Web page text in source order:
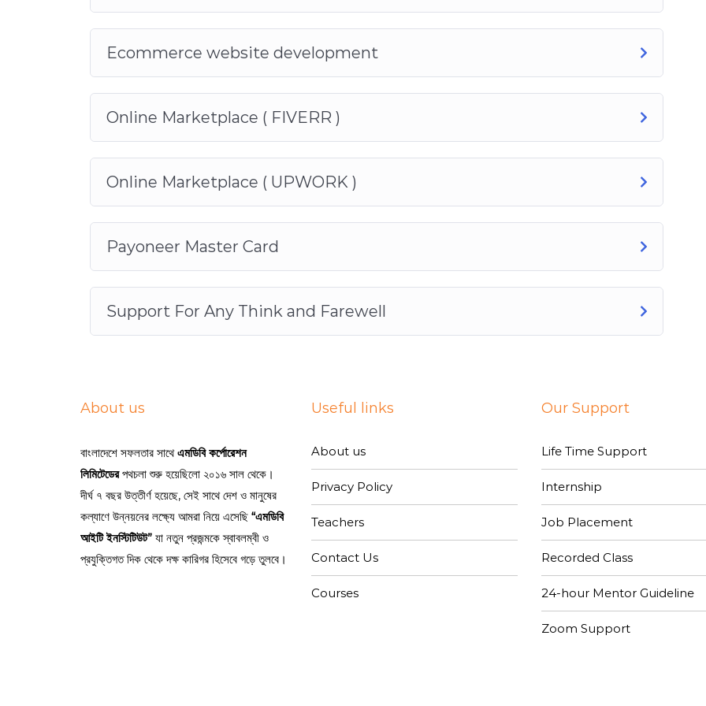
অনেক সময় শিক্ষার্থীরা ক্লাসে কিছু টপিক বুঝতে পারেন না,তাই এখানে রয়েছে প্রতিটি ক্লাস শেষে রেকর্ডেড ভিডিও প্রদানের সুবিধা। এখন শিক্ষার্থীরা
৩। ভার্চুয়াল ইন্টার্নশিপ
——————————
এমডিবি ফ্রিল্যান্সিং আইটি ইন্সটিটিউট এর শিক্ষার্থীদের জন্য রয়েছে ইন্টার্নশিপের সুযোগ। ভার্চুয়াল হলেও এখানে বাস্তব অফিসের অভিজ্ঞতা অর্জনের
জায়গা রয়েছে। তাই কোর্স শেষ করে আপনি ঘরে বসে ইন্ডাস্ট্রি এক্সপার্টের সাথে কাজ করার সুযোগ পাবেন ভার্চুয়াল ইন্টার্নশিপের মাধ্যমে। তাছাড়া
ক্লাইন্টভিত্তিক কাজে রয়েছে পেমেন্ট এর সুবিধা।
কোর্স শুরু করতে যা যা লাগবে
২. ইন্টারনেট কানেকশন
কোর্সফিইনস্টলমেন্টের ( ) মাধ্যমে পরিশোধ করার সুযোগ!!!। কোর্স ফি সম্পর্কে বিস্তারিত জানতে, সাথে যোগাযোগ করুন:
01995597942 (Call & WhatsApp)
01995597741 (Call & WhatsApp)
Show Less
Ecommerce website development
Online Marketplace ( FIVERR )
Online Marketplace ( UPWORK )
Payoneer Master Card
Support For Any Think and Farewell
About us
বাংলাদেশে সফলতার সাথেএমডিবি কর্পোরেশন
লিমিটেডেরপথচলা শুরু হয়েছিলো ২০১৬ সাল থেকে।
দীর্ঘ ৭ বছর উত্তীর্ণ হয়েছে, সেই সাথে দেশ ও মানুষের
কল্যাণে উন্নয়নের লক্ষ্যে আমরা নিয়ে এসেছি “এমডিবি
আইটি ইনস্টিটিউট” যা নতুন প্রজন্মকে স্বাবলম্বী ও
প্রযুক্তিগত দিক থেকে দক্ষ কারিগর হিসেবে গড়ে তুলবে।
Useful links
About us
Privacy Policy
Teachers
Contact Us
Courses
Our Support
Life Time Support
Internship
Job Placement
Recorded Class
24-hour Mentor Guideline
Zoom Support